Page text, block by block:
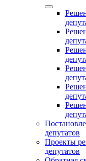
депутатов
Проекты
депутатов